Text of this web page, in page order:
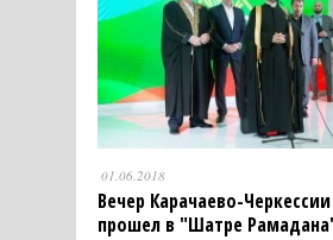
01.06.2018
Вечер Карачаево-
прошел в "Шатре